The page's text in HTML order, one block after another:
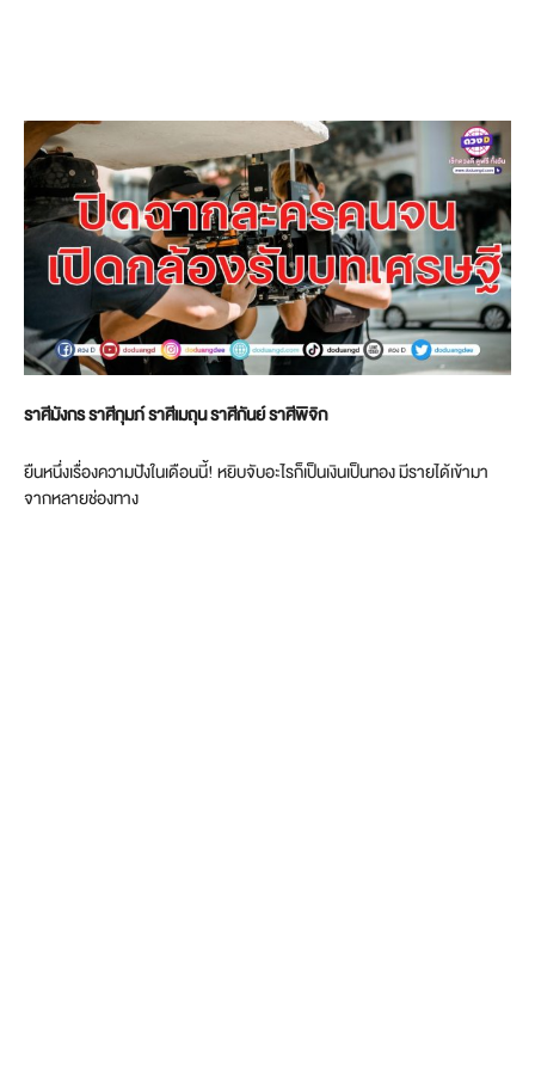
ราศีมังกร ราศีกุมภ์ ราศีเมถุน ราศีกันย์ ราศีพิจิก
ยืนหนึ่งเรื่องความปังในเดือนนี้! หยิบจับอะไรก็เป็นเงินเป็นทอง มีรายได้เข้ามา
จากหลายช่องทาง